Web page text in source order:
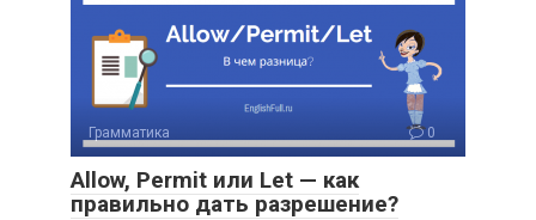
Грамматика 0
Allow, Permit или Let — как
правильно дать разрешение?